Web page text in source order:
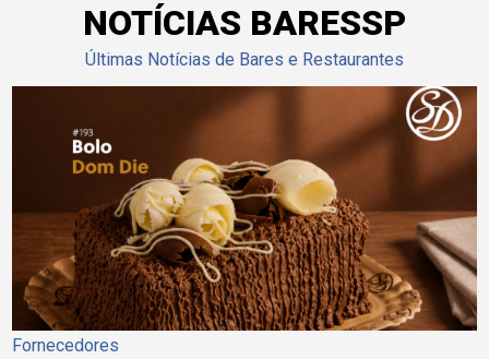
NOTÍCIAS BARESSP
Últimas Notícias de Bares e Restaurantes
Fornecedores